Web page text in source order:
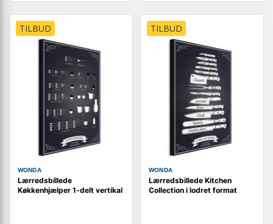
TILBUD
WONDA
Lærredsbillede
Køkkenhjælper 1-delt vertikal
TILBUD
WONDA
Lærredsbillede Kitchen
Collection i lodret format